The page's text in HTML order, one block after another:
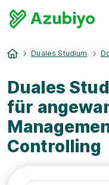
Duales Studium
Duales
für
Controlling